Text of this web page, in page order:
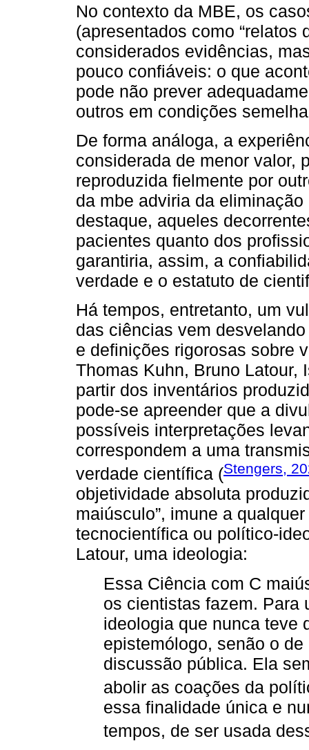
No contexto da MBE, os
(apresentados como “relatos
considerados evidências,
pouco confiáveis: o que
pode não prever
outros em condições
De forma análoga, a
considerada de menor valor,
reproduzida fielmente por
da mbe adviria da
destaque, aqueles
pacientes quanto dos
garantiria, assim, a
verdade e o estatuto de
Há tempos, entretanto, um
das ciências vem
e definições rigorosas sobre
Thomas Kuhn, Bruno Latour,
partir dos inventários
pode-se apreender que a
possíveis interpretações
correspondem a uma
verdade científica (Stengers,
objetividade absoluta
maiúsculo”, imune a
tecnocientífica ou político-
Latour, uma ideologia:
Essa Ciência com C
os cientistas fazem. Para
ideologia que nunca teve
epistemólogo, senão o
discussão pública. Ela
abolir as coações da
essa finalidade única e
tempos, de ser usada